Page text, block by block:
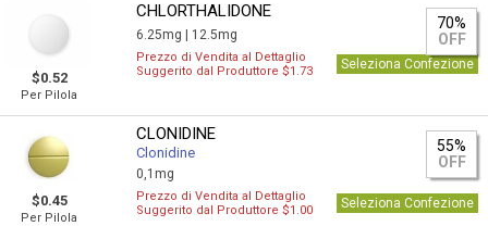
$0.52
Per Pilola
CHLORTHALIDONE
6.25mg | 12.5mg
70%
OFF
Prezzo di Vendita al Dettaglio
Suggerito dal Produttore $1.73
Seleziona Confezione
$0.45
Per Pilola
CLONIDINE
Clonidine
0,1mg
55%
OFF
Prezzo di Vendita al Dettaglio
Suggerito dal Produttore $1.00
Seleziona Confezione